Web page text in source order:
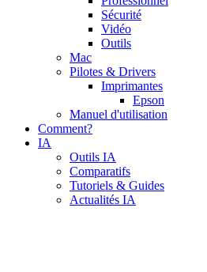
Sécurité
Vidéo
Outils
Mac
Pilotes & Drivers
Imprimantes
Epson
Manuel d'utilisation
Comment?
IA
Outils IA
Comparatifs
Tutoriels & Guides
Actualités IA